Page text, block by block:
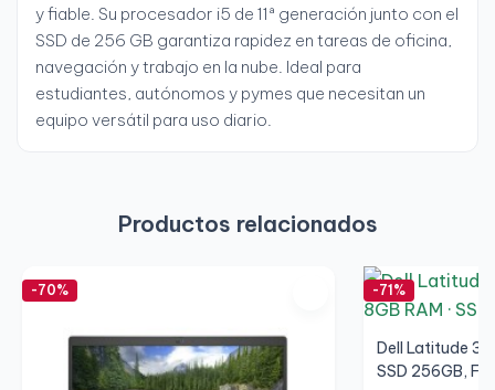
y fiable. Su procesador i5 de 11ª generación junto con el
SSD de 256 GB garantiza rapidez en tareas de oficina,
navegación y trabajo en la nube. Ideal para
estudiantes, autónomos y pymes que necesitan un
equipo versátil para uso diario.
Productos relacionados
-70% -71%
Dell Latitude
SSD 256GB,